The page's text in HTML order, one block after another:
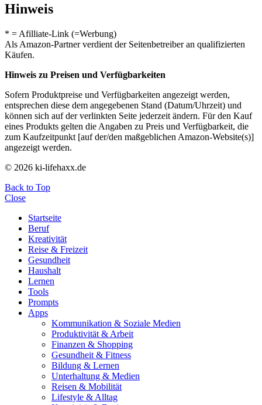
Hinweis
* = Afilliate-Link (=Werbung)
Als Amazon-Partner verdient der Seitenbetreiber an qualifizierten
Käufen.
Hinweis zu Preisen und Verfügbarkeiten
Sofern Produktpreise und Verfügbarkeiten angezeigt werden,
entsprechen diese dem angegebenen Stand (Datum/Uhrzeit) und
können sich auf der verlinkten Seite jederzeit ändern. Für den Kauf
eines Produkts gelten die Angaben zu Preis und Verfügbarkeit, die
zum Kaufzeitpunkt [auf der/den maßgeblichen Amazon-Website(s)]
angezeigt werden.
© 2026 ki-lifehaxx.de
Back to Top
Close
Startseite
Beruf
Kreativität
Reise & Freizeit
Gesundheit
Haushalt
Lernen
Tools
Prompts
Apps
Kommunikation & Soziale Medien
Produktivität & Arbeit
Finanzen & Shopping
Gesundheit & Fitness
Bildung & Lernen
Unterhaltung & Medien
Reisen & Mobilität
Lifestyle & Alltag